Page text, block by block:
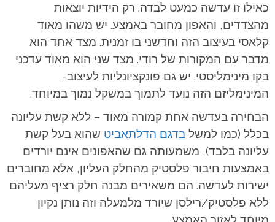
כאילו זו עדשה כמעט לבדה. רק הידיות יוצאות
מהצדדים, והאפון מחובר באמצע. יש משהו מאוד
קלאסי בעיצוב הזה וחדשני בו זמנית. מצד אחד הוא
מדבר עם המקורות של רודי. מצד שני הוא מאוד עדכני
בקו מינימליסטי. יש גם פונקציונליות לעיצוב-
המינימליזם הזה נועד לתמוך במשקל נמוך במיוחד.
הבחירה בעדשה אחת קמורה מאוד – ללא קשת עליונה
בכלל (כמו למשל בדגם הדלתאביט שהוא בעל קשת
עליונה בלבד), משמעותה גם שהאפונים אינם יורדים
באמצעות חיבור פלסטיק מהחלק העליון, אלא מחוברים
ישירות לעדשה. הם משאירים מבנה חלק רציף מעליהם
ללא פלסטיק/רילסן שיורד מלמעלה וזה נותן נקיון